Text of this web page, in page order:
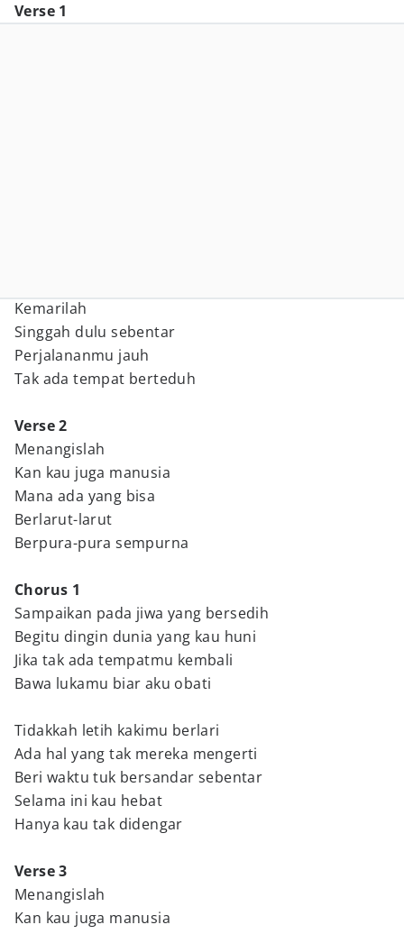
Verse 1
Kemarilah
Singgah dulu sebentar
Perjalananmu jauh
Tak ada tempat berteduh
Verse 2
Menangislah
Kan kau juga manusia
Mana ada yang bisa
Berlarut-larut
Berpura-pura sempurna
Chorus 1
Sampaikan pada jiwa yang bersedih
Begitu dingin dunia yang kau huni
Jika tak ada tempatmu kembali
Bawa lukamu biar aku obati
Tidakkah letih kakimu berlari
Ada hal yang tak mereka mengerti
Beri waktu tuk bersandar sebentar
Selama ini kau hebat
Hanya kau tak didengar
Verse 3
Menangislah
Kan kau juga manusia